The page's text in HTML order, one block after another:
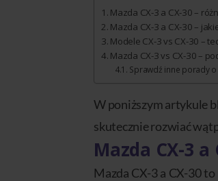
Mazda CX-3 a CX-30 –
Mazda CX-3 a CX-30 –
Modele CX-3 vs CX-30 –
Mazda CX-3 vs CX-30 –
Sprawdź inne porady
W poniższym artykule
skutecznie rozwiać
Mazda CX-3 a
Mazda CX-3 a CX-30